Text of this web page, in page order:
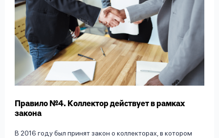
Правило №4. Коллектор действует в рамках
закона
В 2016 году был принят закон о коллекторах, в котором